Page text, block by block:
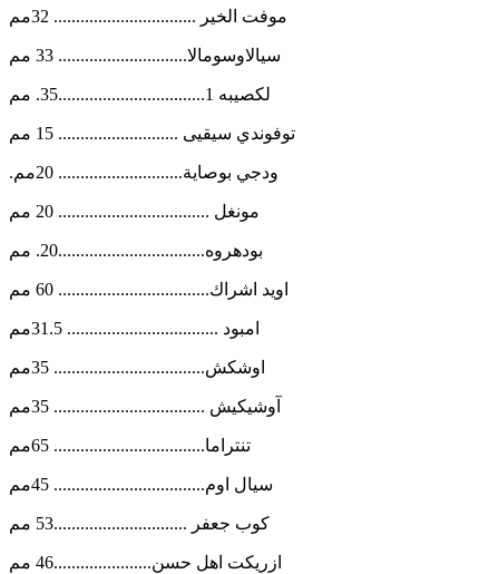
موفت الخير ................................ 32مم
سيالاوسومالا............................. 33 مم
لكصيبه 1.................................35. مم
توفوندي سيقيى ........................... 15 مم
.ودجي بوصاية............................ 20مم
مونغل .................................. 20 مم
بودهروه.................................20. مم
اويد اشراك.................................. 60 مم
امبود .................................. 31.5مم
اوشكش.................................. 35مم
آوشيكيش .................................. 35مم
تنتراما.................................. 65مم
سيال اوم.................................. 45مم
كوب جعفر ..............................53 مم
ازريكت اهل حسن......................46 مم